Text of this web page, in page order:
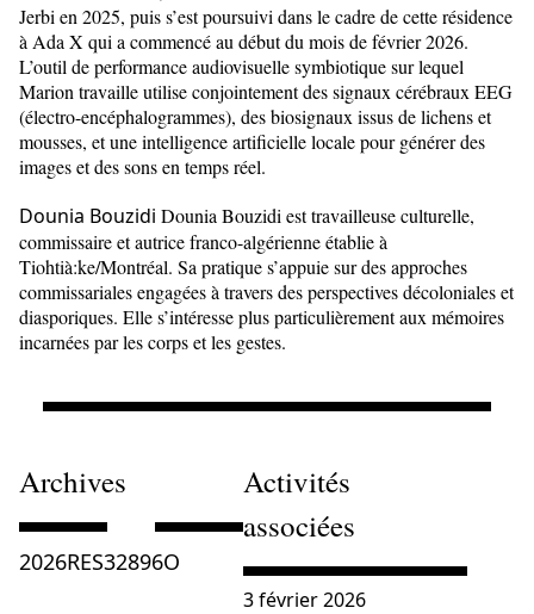
Jerbi en 2025, puis s’est poursuivi dans le cadre de cette résidence
à Ada X qui a commencé au début du mois de février 2026.
L’outil de performance audiovisuelle symbiotique sur lequel
Marion travaille utilise conjointement des signaux cérébraux EEG
(électro-encéphalogrammes), des biosignaux issus de lichens et
mousses, et une intelligence artificielle locale pour générer des
images et des sons en temps réel.
Dounia Bouzidi Dounia Bouzidi est travailleuse culturelle,
commissaire et autrice franco-algérienne établie à
Tiohtià:ke/Montréal. Sa pratique s’appuie sur des approches
commissariales engagées à travers des perspectives décoloniales et
diasporiques. Elle s’intéresse plus particulièrement aux mémoires
incarnées par les corps et les gestes.
Archives
2026RES32896O
Consulter « 2026RES32896O »
Consulter « »
Activités
associées
Consulter « Common Ground |
3 février 2026